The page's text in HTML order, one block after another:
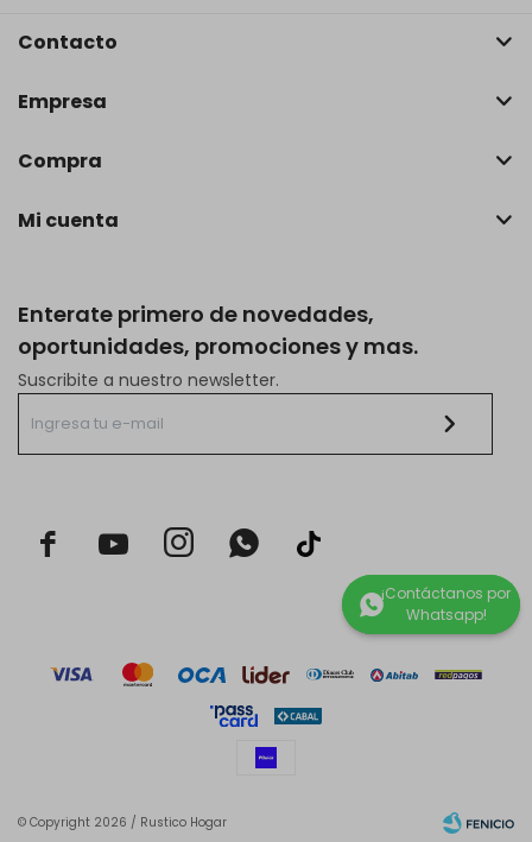
Enterate primero de novedades,
oportunidades, promociones y mas.
Suscribite a nuestro newsletter.
  
Contacto
Empresa
Compra
Mi cuenta
© Copyright 2026 / Rustico Hogar